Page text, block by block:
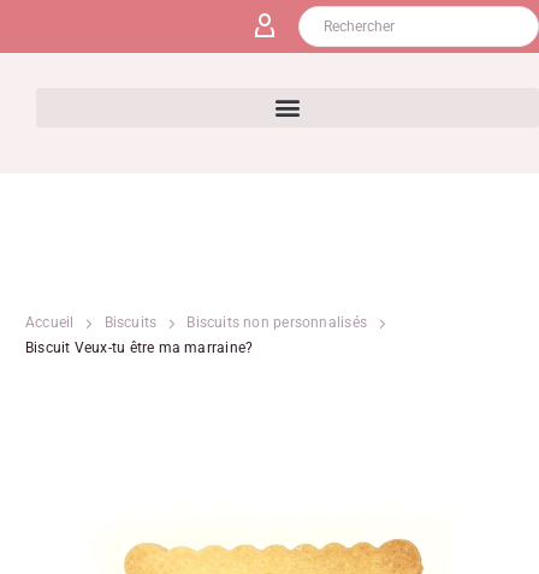
Accueil Biscuits
Biscuits non personnalisés
Biscuit Veux-tu être ma marraine?